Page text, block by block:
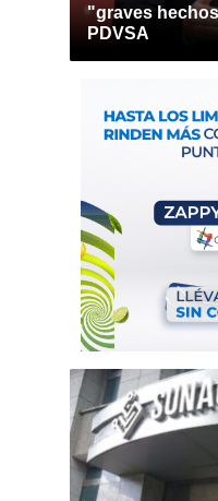
"graves
PDVSA